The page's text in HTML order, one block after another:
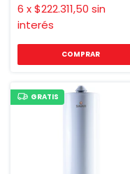
6 x$222.311,50 sin
interés
GRATIS